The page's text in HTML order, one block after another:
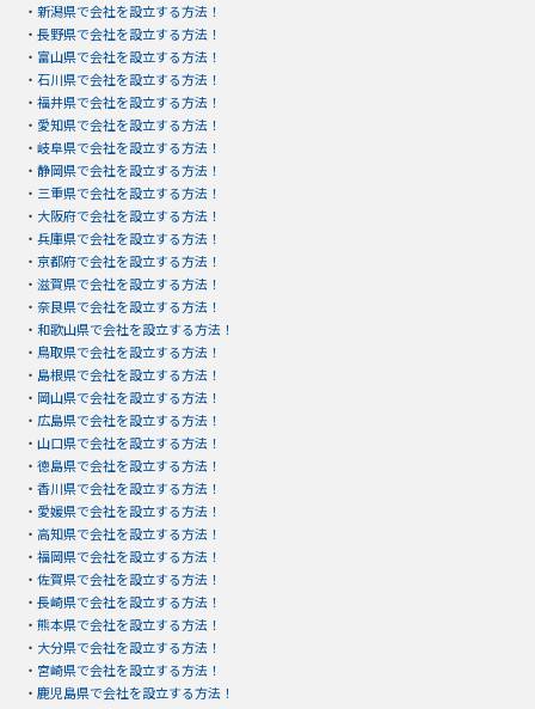
・ 新潟県で会社を設立する方法！
・ 長野県で会社を設立する方法！
・ 富山県で会社を設立する方法！
・ 石川県で会社を設立する方法！
・ 福井県で会社を設立する方法！
・ 愛知県で会社を設立する方法！
・ 岐阜県で会社を設立する方法！
・ 静岡県で会社を設立する方法！
・ 三重県で会社を設立する方法！
・ 大阪府で会社を設立する方法！
・ 兵庫県で会社を設立する方法！
・ 京都府で会社を設立する方法！
・ 滋賀県で会社を設立する方法！
・ 奈良県で会社を設立する方法！
・ 和歌山県で会社を設立する方法！
・ 鳥取県で会社を設立する方法！
・ 島根県で会社を設立する方法！
・ 岡山県で会社を設立する方法！
・ 広島県で会社を設立する方法！
・ 山口県で会社を設立する方法！
・ 徳島県で会社を設立する方法！
・ 香川県で会社を設立する方法！
・ 愛媛県で会社を設立する方法！
・ 高知県で会社を設立する方法！
・ 福岡県で会社を設立する方法！
・ 佐賀県で会社を設立する方法！
・ 長崎県で会社を設立する方法！
・ 熊本県で会社を設立する方法！
・ 大分県で会社を設立する方法！
・ 宮崎県で会社を設立する方法！
・ 鹿児島県で会社を設立する方法！